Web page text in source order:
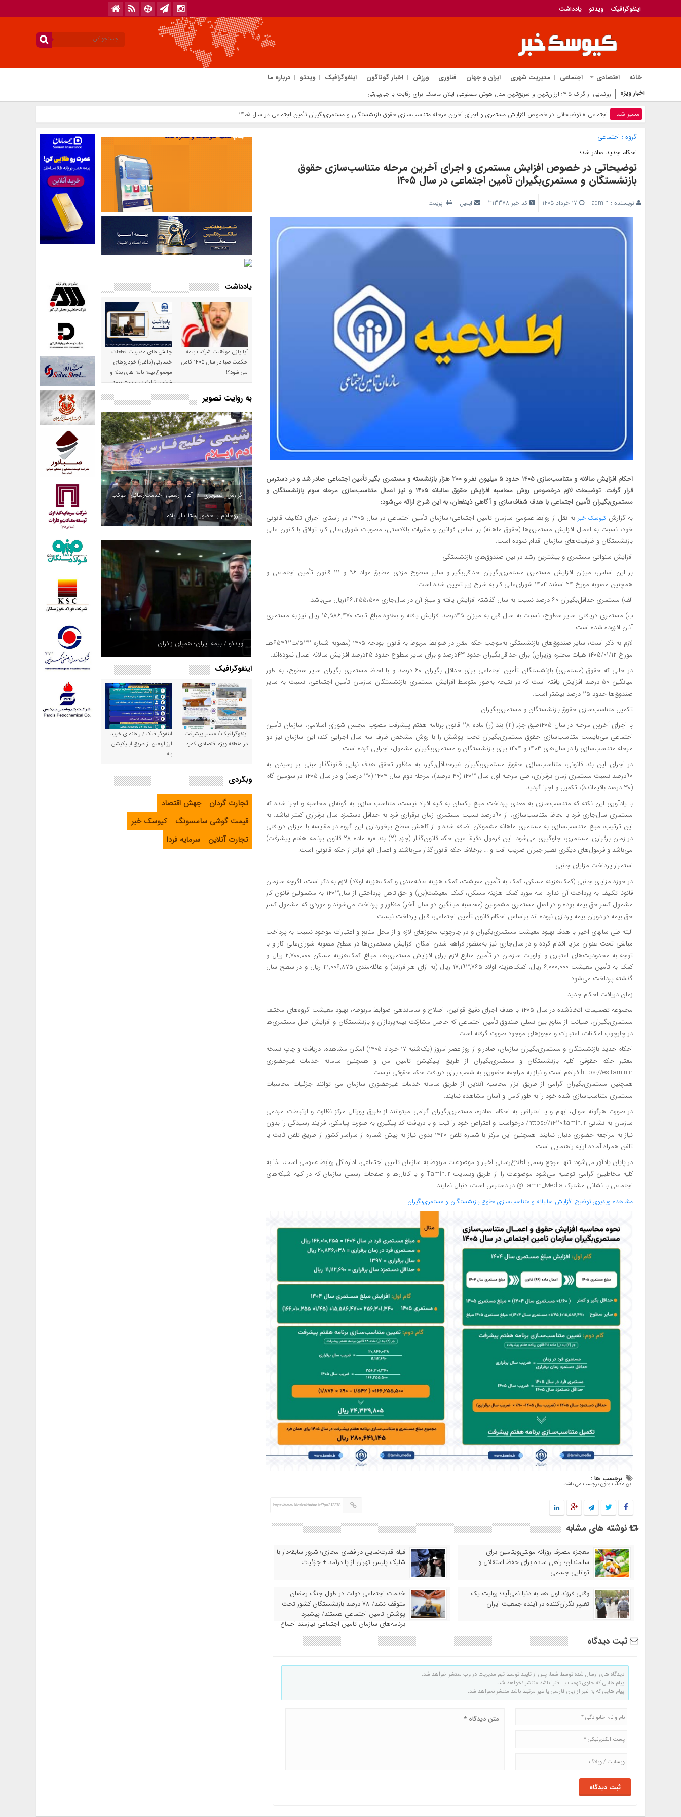
اینفوگرافیک ویدئو یادداشت
خانه اقتصادی اجتماعی مدیریت شهری ایران و جهان فناوری ورزش اخبار گوناگون اینفوگرافیک ویدئو درباره ما
اخبار ویژه انقل
مسیر شما اجتماعی » توضیحاتی در خصوص افزایش مستمری و اجرای آخرین مرحله متناسب‌سازی حقوق بازنشستگان و مستمری‌بگیران تأمین اجتماعی در سال ۱۴۰۵
گروه : اجتماعی
احکام جدید صادر شد؛
توضیحاتی در خصوص افزایش مستمری و اجرای آخرین مرحله متناسب‌سازی حقوق
بازنشستگان و مستمری‌بگیران تأمین اجتماعی در سال ۱۴۰۵
نویسنده : admin کد خبر 313378 ایمیل پرینت
احکام افزایش سالانه و متناسب‌سازی ۱۴۰۵ حدود ۵ میلیون نفر و ۲۰۰ هزار بازنشسته و مستمری بگیر تأمین اجتماعی صادر شد و در دسترس
قرار گرفت. توضیحات لازم درخصوص روش محاسبه افزایش حقوق سالیانه ۱۴۰۵ و نیز اعمال متناسب‌سازی مرحله سوم بازنشستگان و
مستمری‌بگیران تأمین اجتماعی با هدف شفاف‌سازی و آگاهی ذینفعان، به این شرح ارائه می‌شود:
به گزارش کیوسک خبر
به نقل از روابط عمومی سازمان تأمین اجتماعی؛ سازمان تأمین اجتماعی در سال ۱۴۰۵، در راستای اجرای تکالیف قانونی
خود، نسبت به اعمال افزایش مستمری‌ها (حقوق ماهانه) بر اساس قوانین و مقررات بالادستی، مصوبات شورای‌عالی کار، توافق با کانون عالی
بازنشستگان و ظرفیت‌های سازمان اقدام نموده است.
افزایش سنواتی مستمری و بیشترین رشد در بین صندوق‌های بازنشستگی
بر این اساس، میزان افزایش مستمری مستمری‌بگیران حداقل‌بگیر و سایر سطوح مزدی مطابق مواد ۹۶ و ۱۱۱ قانون تأمین اجتماعی و
همچنین مصوبه مورخ ۲۴ اسفند ۱۴۰۴ شورای‌عالی کار به شرح زیر تعیین شده است:
الف) مستمری حداقل‌بگیران ۶۰ درصد نسبت به سال گذشته افزایش یافته و مبلغ آن در سا‌ل‌جاری ۱۶۶،۲۵۵،۵۰۰ریال می‌باشد.
ب) مستمری دریافتی سایر سطوح، نسبت به سال قبل به میزان ۴۵درصد افزایش یافته و بعلاوه مبلغ ثابت ۱۵,۵۸۶,۴۷۰ ریال نیز به مستمری
آنان افزوده شده است.
لازم به ذکر است، سایر صندوق‌های بازنشستگی به‌موجب حکم مقرر در ضوابط مربوط به قانون بودجه ۱۴۰۵ (مصوبه شماره ۵۳۲‏/ت۶۵۴۹۲هـ
مورخ ۱۲‏/۰۱‏/۱۴۰۵ هیات محترم وزیران) برای حداقل‌بگیران حدود ۴۳درصد و برای سایر سطوح حدود ۲۵درصد افزایش سالانه اعمال نموده‌اند.
در حالی که حقوق (مستمری) بازنشستگان تأمین اجتماعی برای حداقل بگیران ۶۰ درصد و با لحاظ مستمری بگیران سایر سطوح، به طور
میانگین ۵۰ درصد افزایش یافته است که در نتیجه به‌طور متوسط افزایش مستمری بازنشستگان سازمان تأمین اجتماعی، نسبت به سایر
صندوق‌ها حدود ۲۵ درصد بیشتر است.
تکمیل متناسب‌سازی حقوق بازنشستگان و مستمری‌بگیران
با اجرای آخرین مرحله در سال ۱۴۰۵طبق جزء (۲) بند (ر) ماده ۲۸ قانون برنامه هفتم پیشرفت مصوب مجلس شورای اسلامی، سازمان تأمین
اجتماعی می‌بایست متناسب‌سازی حقوق مستمری‌بگیران تحت پوشش را با روش مشخص ظرف سه سال اجرایی کند؛ این سازمان نیز دو
مرحله متناسب‌سازی را در سال‌های ۱۴۰۳ و ۱۴۰۴ برای بازنشستگان و مستمری‌بگیران مشمول، اجرایی کرده است.
در اجرای این بند قانونی، متناسب‌سازی حقوق مستمری‌بگیران غیرحداقل‌بگیر، به منظور تحقق هدف نهایی قانونگذار مبنی بر رسیدن به
۹۰درصد نسبت مستمری زمان برقراری، طی مرحله اول سال ۱۴۰۳ (۴۰ درصد)، مرحله دوم سال ۱۴۰۴ (۳۰ درصد) و در سال ۱۴۰۵ در سومین گام
(۳۰ درصد باقیمانده)، تکمیل و اجرا گردید.
با یادآوری این نکته که متناسب‌سازی به معنای پرداخت مبلغ یکسان به کلیه افراد نیست، متناسب سازی به‌ گونه‌ای محاسبه و اجرا شده که
مستمری سال‌جاری فرد با لحاظ متناسب‌سازی، از ۹۰درصد نسبت مستمری زمان برقراری فرد به حداقل دستمزد سال برقراری کمتر نباشد. به
این ترتیب، مبلغ متناسب‌سازی به مستمری ماهانه مشمولان اضافه شده و از کاهش سطح برخورداری این گروه در مقایسه با میزان دریافتی
در زمان برقراری مستمری، جلوگیری می‌شود. این فرمول دقیقاً عین حکم قانون‌گذار (جزء (۲) بند «ر» ماده ۲۸ قانون برنامه هفتم پیشرفت)
می‌باشد و فرمول‌های دیگری نظیر جبران ضریب افت و … برخلاف حکم قانون‌گذار می‌‎باشند و اعمال آنها فراتر از حکم قانونی است.
استمرار پرداخت مزایای جانبی
در حوزه مزایای جانبی (کمک‌هزینه مسکن، کمک به تأمین معیشت، کمک هزینه عائله‌مندی و کمک‌هزینه اولاد) لازم به ذکر است، اگرچه سازمان
قانونا تکلیف به پرداخت آن ندارد. سه مورد کمک هزینه مسکن، کمک معیشت(بن) و حق تاهل پرداختی از سال۱۴۰۳ به مشمولین قانون کار
مشمول کسر حق بیمه بوده و در اصل مستمری مشمولین (محاسبه میانگین دو سال آخر) منظور و پرداخت می‌شوند و موردی که مشمول کسر
حق بیمه در دوران بیمه پردازی نبوده اند براساس احکام قانون تأمین اجتماعی، قابل پرداخت نیست.
البته طی سالهای اخیر با هدف بهبود معیشت مستمری‌بگیران و در چارچوب مجوزهای لازم و از محل منابع و اعتبارات موجود نسبت به پرداخت
مبالغی تحت عنوان مزایا اقدام کرده و در سال‌جاری نیز به‌منظور فراهم شدن امکان افزایش مستمری‌ها در سطح مصوبه شورای‌عالی کار و با
توجه به محدودیت‌های اعتباری و اولویت سازمان در تأمین منابع لازم برای افزایش مستمری‌ها، مبالغ کمک‌هزینه مسکن ۲,۷۰۰,۰۰۰ ریال و
کمک به تأمین معیشت ۶,۰۰۰,۰۰۰ ریال، کمک‌هزینه اولاد ۱۷,۱۹۳,۷۶۵ ریال (به ازای هر فرزند) و عائله‌مندی ۲۱,۰۰۶,۸۷۵ ریال و در سطح سال
گذشته پرداخت می‌شود.
زمان دریافت احکام جدید
مجموعه تصمیمات اتخاذشده در سال ۱۴۰۵ با هدف اجرای دقیق قوانین، اصلاح و ساماندهی ضوابط مربوطه، بهبود معیشت گروه‌های مختلف
مستمری‌بگیران، صیانت از منابع بین نسلی صندوق تأمین اجتماعی که حاصل مشارکت بیمه‌پردازان و بازنشستگان و افزایش اصل مستمری‌ها
در چارچوب امکانات، اعتبارات و مجوزهای موجود صورت گرفته است.
احکام جدید بازنشستگان و مستمری‌بگیران سازمان، صادر و از روز عصر امروز (یک‌شنبه ۱۷ خرداد ۱۴۰۵) امکان مشاهده، دریافت و چاپ نسخه
معتبر حکم حقوقی کلیه بازنشستگان و مستمری‌بگیران از طریق اپلیکیشن تأمین من و همچنین سامانه خدمات غیرحضوری
https://es.tamin.ir فراهم است و نیاز به مراجعه حضوری به شعب برای دریافت حکم حقوقی نیست.
همچنین مستمری‌بگیران گرامی از طریق ابزار محاسبه آنلاین از طریق سامانه خدمات غیرحضوری سازمان می ‌توانند جزئیات محاسبات
مستمری متناسب‌سازی شده خود را به طور کامل و آسان مشاهده نمایند.
در صورت هرگونه سوال، ابهام و یا اعتراض به احکام صادره، مستمری‌بگیران گرامی میتوانند از طریق پورتال مرکز نظارت و ارتباطات مردمی
سازمان به نشانی https://1420.tamin.ir/ درخواست و اعتراض خود را ثبت و با دریافت کد پیگیری به صورت پیامکی، فرایند رسیدگی را بدون
نیاز به مراجعه حضوری دنبال نمایند. همچنین این مرکز با شماره تلفن ۱۴۲۰ بدون نیاز به پیش شماره از سراسر کشور از طریق تلفن ثابت یا
تلفن همراه آماده ارایه راهنمایی است.
در پایان یادآور می‌شود: تنها مرجع رسمی اطلاع‌رسانی اخبار و موضوعات مربوط به سازمان تأمین اجتماعی، اداره کل روابط عمومی است، لذا به
کلیه مخاطبین گرامی توصیه می‌شود موضوعات را از طریق وبسایت Tamin.ir و یا کانال‌ها و صفحات رسمی سازمان که در کلیه شبکه‌های
اجتماعی با نشانی مشترک Tamin_Media@ در دسترس است، دنبال نمایند.
مشاهده ویدیوی توضیح افزایش سالیانه و متناسب‌سازی حقوق بازنشستگان و مستمری‌بگیران
برچسب ها :
این مطلب بدون برچسب می باشد.
https://www.kioskekhabar.ir/?p=313378
نوشته های مشابه
معجزه مصرف روزانه مولتی‌ویتامین برای
سالمندان؛ راهی ساده برای حفظ استقلال و
توانایی جسمی
فیلم قدرت‌نمایی در فضای مجازی؛ شرور سابقه‌دار با
شلیک پلیس تهران از پا درآمد + جزئیات
وقتی فرزند اول هم به دنیا نمی‌آید؛ روایت یک
تغییر نگران‌کننده در آینده جمعیت ایران
خدمات اجتماعی دولت در طول جنگ رمضان
متوقف نشد/ ۷۸ درصد بازنشستگان کشور تحت
پوشش تامین اجتماعی هستند/ پیشبرد
برنامه‌های سازمان تامین اجتماعی نیازمند اجماع
همه ذینفعان است
ثبت دیدگاه
دیدگاه های ارسال شده توسط شما، پس از تایید توسط تیم مدیریت در وب منتشر خواهد شد.
پیام هایی که حاوی تهمت یا افترا باشد منتشر نخواهد شد.
پیام هایی که به غیر از زبان فارسی یا غیر مرتبط باشد منتشر نخواهد شد.
یادداشت
آیا پازل موفقیت شرکت بیمه
حکمت صبا در سال ۱۴۰۵ کامل
می شود؟!
چالش های مدیریت قطعات
خسارتی (داغی) خودروهای
موضوع بیمه نامه های بدنه و
شخص ثالث در صنعت بیمه
به روایت تصویر
گزارش تصویری / آغاز رسمی خدمت‌رسانی موکب
پتروخادم با حضور استاندار ایلام
ویدئو / بیمه ایران؛ همپای زائران
اینفوگرافیک
اینفوگرافیک / مسیر پیشرفت
در منطقه ویژه اقتصادی لامرد
اینفوگرافیک / راهنمای خرید
ارز اربعین از طریق اپلیکیشن
بله
وبگردی
تجارت گردان
جهش اقتصاد
قیمت گوشی سامسونگ
کیوسک خبر
تجارت آنلاین
سرمایه فردا